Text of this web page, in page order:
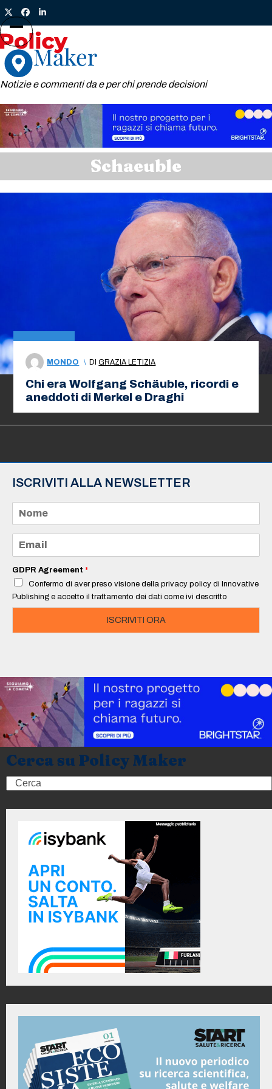
Skip
to
content
TwitterFacebook
LinkedIn
Notizie e commenti da e per chi prende decisioni
Open
mobile
menu
Close
mobile
menu
Schaeuble
MONDO \ DIGRAZIA LETIZIA
Chi era Wolfgang Schäuble, ricordi e
aneddoti di Merkel e Draghi
ISCRIVITI ALLA NEWSLETTER
m
e
a
i
*
GDPR Agreement *
Confermo di aver preso visione della privacy policy di Innovative
Publishing e accetto il trattamento dei dati come ivi descritto
ISCRIVITI ORA
Cerca su Policy Maker
Search